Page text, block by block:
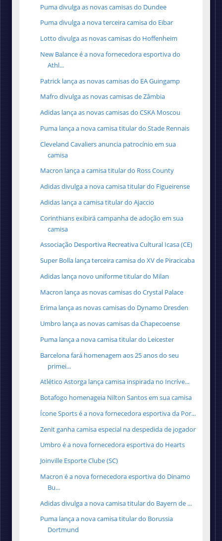
Puma divulga as novas camisas do Dundee
Puma divulga a nova terceira camisa do Eibar
Lotto divulga as novas camisas do Hoffenheim
New Balance é a nova fornecedora esportiva do
Athl...
Patrick lança as novas camisas do EA Guingamp
Mafro divulga as novas camisas de Zâmbia
Adidas lança as novas camisas do CSKA Moscou
Puma lança a nova camisa titular do Stade Rennais
Cleveland Cavaliers anuncia patrocínio em sua
camisa
Macron lança a camisa titular do Ross County
Adidas divulga a nova camisa titular do Figueirense
Adidas lança a camisa titular do Ajaccio
Corinthians exibirá campanha de adoção em sua
camisa
Associação Desportiva Recreativa Cultural Icasa (CE)
Super Bolla lança terceira camisa do XV de Piracicaba
Adidas lança novo uniforme titular do Milan
Macron lança as novas camisas do Crystal Palace
Erima lança as novas camisas do Dynamo Dresden
Umbro lança as novas camisas da Chapecoense
Puma lança a nova camisa titular do Leicester
Barcelona fará homenagem aos 25 anos do seu
primei...
Atlético Astorga lança camisa inspirada no Incríve...
Botafogo homenageia Nilton Santos em sua camisa
Ícone Sports é a nova fornecedora esportiva da Por...
Zenit ganha camisa especial na despedida de jogador
Umbro é a nova fornecedora esportiva do Hearts
Joinville Esporte Clube (SC)
Macron é a nova fornecedora esportiva do Dinamo
Bu...
Adidas divulga a nova camisa titular do Bayern de ...
Puma lança a nova camisa titular do Borussia
Dortmund